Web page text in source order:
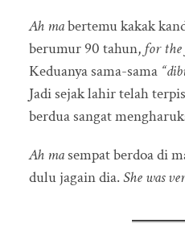
Ah mabertemu kakak
berumur 90 tahun, for
Keduanya sama-sama
Jadi sejak lahir telah
berdua sangat
Ah masempat berdoa di
dulu jagain dia.She was